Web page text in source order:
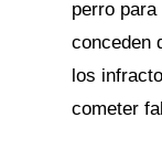
perro
conceden
los
cometer